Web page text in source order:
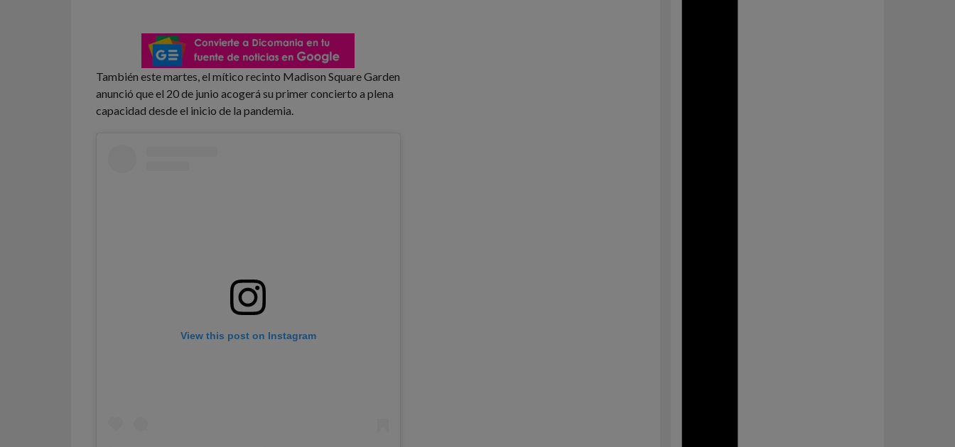
También este martes, el mítico recinto Madison Square Garden
anunció que el 20 de junio acogerá su primer concierto a plena
capacidad desde el inicio de la pandemia.
View this post on Instagram